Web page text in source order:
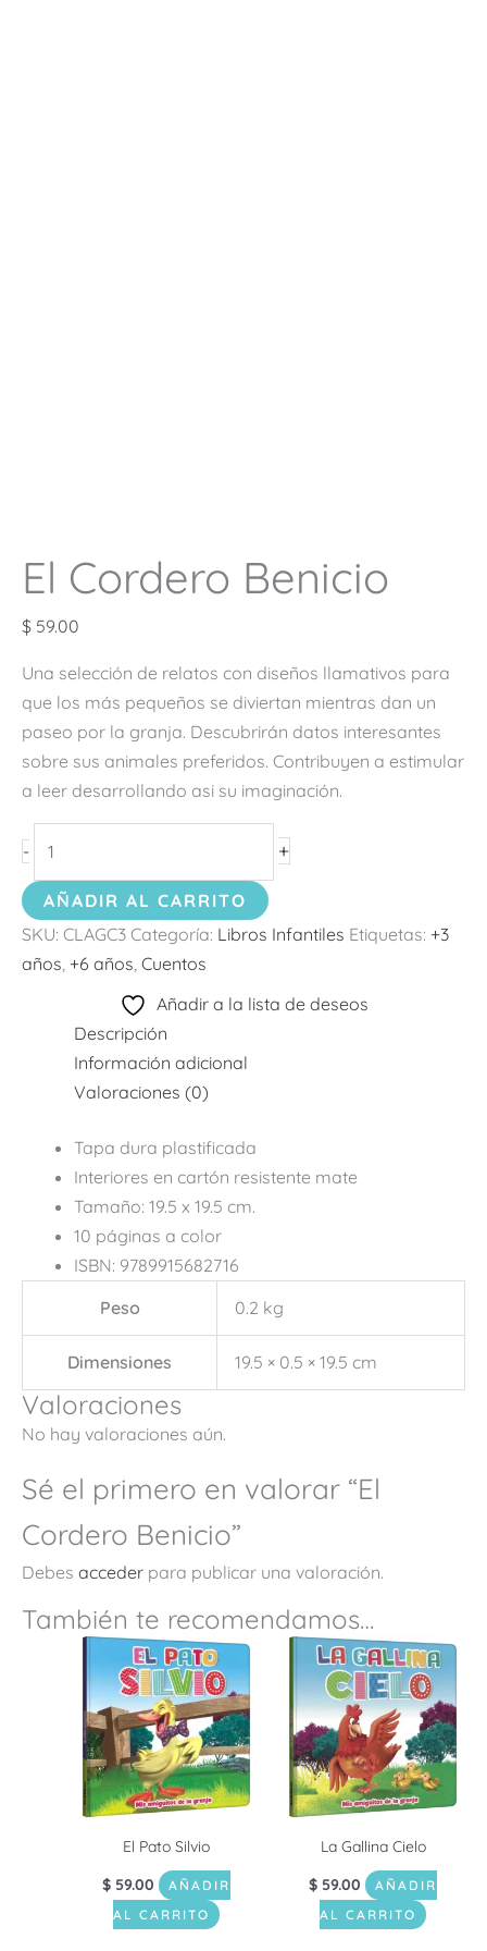
El Cordero Benicio
$ 59.00
Una selección de relatos con diseños llamativos para
que los más pequeños se diviertan mientras dan un
paseo por la granja. Descubrirán datos interesantes
sobre sus animales preferidos. Contribuyen a estimular
a leer desarrollando asi su imaginación.
- +
AÑADIR AL CARRITO
SKU: CLAGC3 Categoría: Libros Infantiles Etiquetas: +3
años +6 años Cuentos
Añadir a la lista de deseos
Descripción
Información adicional
Valoraciones (0)
Tapa dura plastificada
Interiores en cartón resistente mate
Tamaño: 19.5 x 19.5 cm.
10 páginas a color
ISBN: 9789915682716
Peso
0.2 kg
Dimensiones 19.5 × 0.5 × 19.5 cm
Valoraciones
No hay valoraciones aún.
Sé el primero en valorar “El
Cordero Benicio”
Debes acceder para publicar una valoración.
También te recomendamos…
El Pato Silvio
$ 59.00
AÑADIR
AL CARRITO
La Gallina Cielo
$ 59.00
AÑADIR
AL CARRITO